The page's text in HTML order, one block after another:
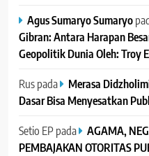
Agus Sumaryo Sumaryo
Gibran: Antara Harapan
Geopolitik Dunia Oleh: Troy
Ruspada
Merasa
Dasar Bisa Menyesatkan
Setio EP pada
AGAMA,
PEMBAJAKAN OTORITAS